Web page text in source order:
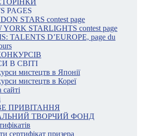
PAGES
STARS contest page
YORK STARLIGHTS contest page
TALENTS D’EUROPE, page du
В СВІТІ
мистецтв в Японії
мистецтв в Кореї
ПРИВІТАННЯ
ТВОРЧИЙ ФОНД
сертифікат призера